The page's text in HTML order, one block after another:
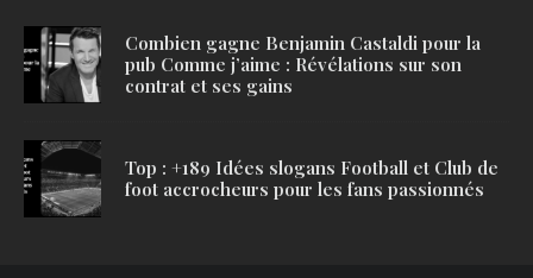
Combien gagne Benjamin Castaldi pour la
pub Comme j’aime : Révélations sur son
contrat et ses gains
Top : +189 Idées slogans Football et Club de
foot accrocheurs pour les fans passionnés